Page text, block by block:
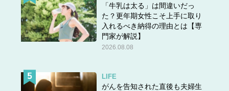
「牛乳は太る」は間違いだっ
た？更年期女性こそ上手に取り
入れるべき納得の理由とは【専
門家が解説】
2026.08.08
LIFE
がんを告知された直後も夫婦生